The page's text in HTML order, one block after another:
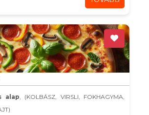
alap, (KOLBÁSZ, VIRSLI, FOKHAGYMA,